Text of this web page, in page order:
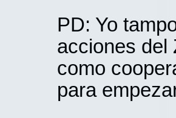
PD: Yo
acciones del
como
para